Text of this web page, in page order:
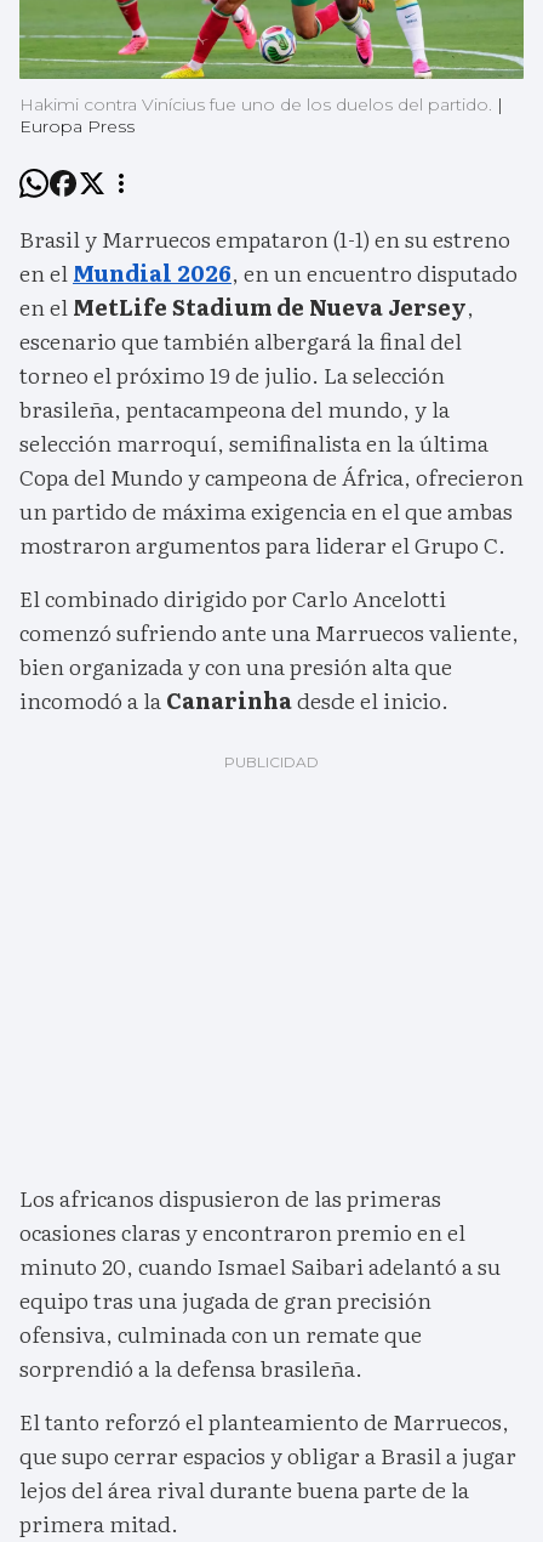
Hakimi contra Vinícius fue uno de los duelos del partido. |
Europa Press
Brasil y Marruecos empataron (1-1) en su estreno
en elMundial 2026, en un encuentro disputado
en elMetLife Stadium de Nueva Jersey,
escenario que también albergará la final del
torneo el próximo 19 de julio. La selección
brasileña, pentacampeona del mundo, y la
selección marroquí, semifinalista en la última
Copa del Mundo y campeona de África, ofrecieron
un partido de máxima exigencia en el que ambas
mostraron argumentos para liderar el Grupo C.
El combinado dirigido por Carlo Ancelotti
comenzó sufriendo ante una Marruecos valiente,
bien organizada y con una presión alta que
incomodó a laCanarinhadesde el inicio.
Los africanos dispusieron de las primeras
ocasiones claras y encontraron premio en el
minuto 20, cuando Ismael Saibari adelantó a su
equipo tras una jugada de gran precisión
ofensiva, culminada con un remate que
sorprendió a la defensa brasileña.
El tanto reforzó el planteamiento de Marruecos,
que supo cerrar espacios y obligar a Brasil a jugar
lejos del área rival durante buena parte de la
primera mitad.